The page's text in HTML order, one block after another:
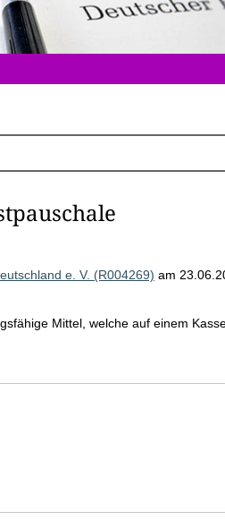
e. V. (R004269) am
Mittel, welche auf einem